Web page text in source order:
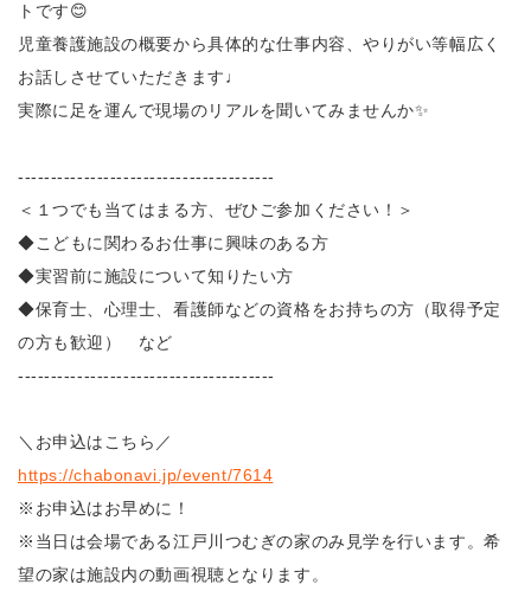
トです😊
児童養護施設の概要から具体的な仕事内容、やりがい等幅広く
お話しさせていただきます♩
実際に足を運んで現場のリアルを聞いてみませんか✨
---------------------------------------
＜１つでも当てはまる方、ぜひご参加ください！＞
◆こどもに関わるお仕事に興味のある方
◆実習前に施設について知りたい方
◆保育士、心理士、看護師などの資格をお持ちの方（取得予定
の方も歓迎） など
---------------------------------------
＼お申込はこちら／
https://chabonavi.jp/event/7614
※お申込はお早めに！
※当日は会場である江戸川つむぎの家のみ見学を行います。希
望の家は施設内の動画視聴となります。